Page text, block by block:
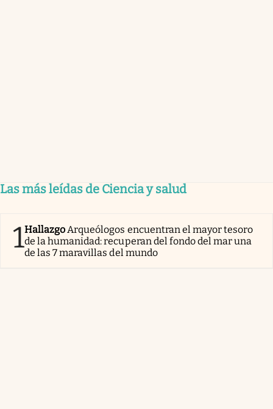
Las más leídas de Ciencia y salud
1HallazgoArqueólogos encuentran el mayor tesoro
de la humanidad: recuperan del fondo del mar una
de las 7 maravillas del mundo